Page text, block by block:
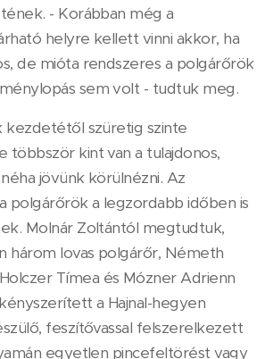
- Korábban még a
helyre kellett vinni akkor, ha
de mióta rendszeres a polgárőrök
sem volt - tudtuk meg.
kezdetétől szüretig szinte
többször kint van a tulajdonos,
jövünk körülnézni. Az
polgárőrök a legzordabb időben is
Molnár Zoltántól megtudtuk,
három lovas polgárőr, Németh
Tímea és Mózner Adrienn
a Hajnal-hegyen
feszítővassal felszerelkezett
egyetlen pincefeltörést vagy